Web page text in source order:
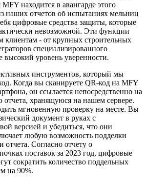
находится в авангарде этого
наших отчетов об испытаниях мельниц
цифровые средства защиты, которые
невозможной. Эти функции
клиентам - от крупных строительных
специализированного
высокий уровень уверенности.
инструментов, который мы
Когда вы сканируете QR-код на MFY
он ссылается непосредственно на
хранящуюся на нашем сервере.
мгновенную проверку на месте. Вы
документ в руках с
версией и убедиться, что они
любую возможность подделки
отчета. Согласно отчету о
поставок за 2023 год, цифровые
сократить количество поддельных
на 90%.